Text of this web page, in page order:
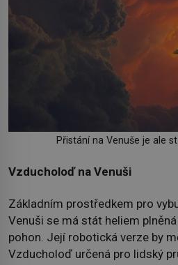
Přistání na Venuše je ale
Vzducholoď na Venuši
Základním prostředkem pro
Venuši se má stát heliem
pohon. Její robotická verze by
Vzducholoď určená pro lidský